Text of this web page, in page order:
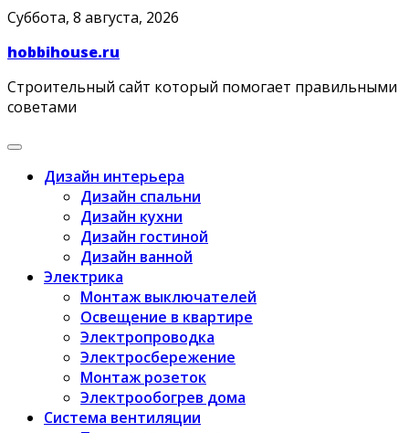
Skip
content
Суббота, 8 августа, 2026
hobbihouse.ru
Строительный сайт который помогает правильными
советами
Дизайн интерьера
Дизайн спальни
Дизайн кухни
Дизайн гостиной
Дизайн ванной
Электрика
Монтаж выключателей
Освещение в квартире
Электропроводка
Электросбережение
Монтаж розеток
Электрообогрев дома
Система вентиляции